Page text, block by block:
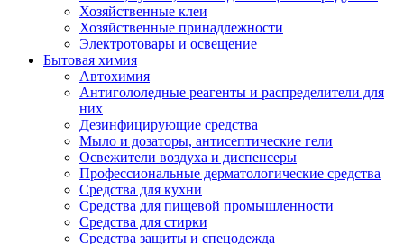
Хозяйственные клеи
Хозяйственные принадлежности
Электротовары и освещение
Бытовая химия
Автохимия
Антигололедные реагенты и распределители для
них
Дезинфицирующие средства
Мыло и дозаторы, антисептические гели
Освежители воздуха и диспенсеры
Профессиональные дерматологические средства
Средства для кухни
Средства для пищевой промышленности
Средства для стирки
Средства защиты и спецодежда